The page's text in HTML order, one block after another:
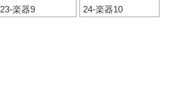
23-楽器9 24-楽器10